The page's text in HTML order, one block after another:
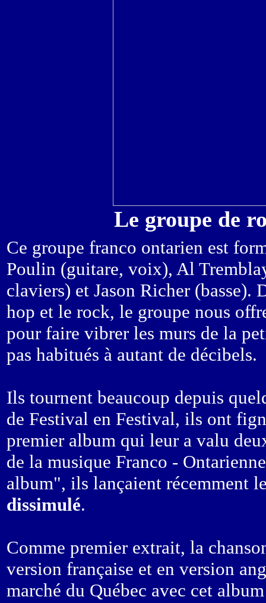
Le groupe de
Ce groupe franco ontarien est
Poulin (guitare, voix), Al
claviers) et Jason Richer (basse).
hop et le rock, le groupe nous
pour faire vibrer les murs de la
pas habitués à autant de décibels.
Ils tournent beaucoup depuis
de Festival en Festival, ils ont
premier album qui leur a valu
de la musique Franco -
album", ils lançaient récemment
dissimulé.
Comme premier extrait, la
version française et en version
marché du Québec avec cet